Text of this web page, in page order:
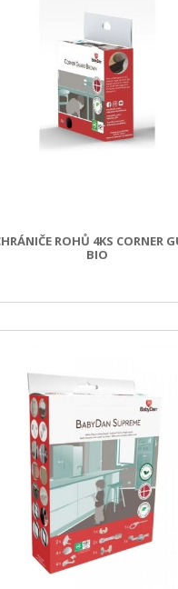
ROHŮ 4KS CORNER
BIO